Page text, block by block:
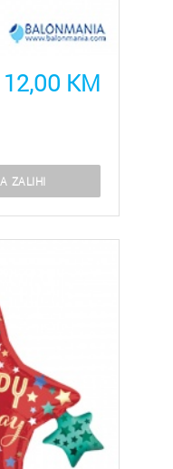
12,00 KM
ZALIHI